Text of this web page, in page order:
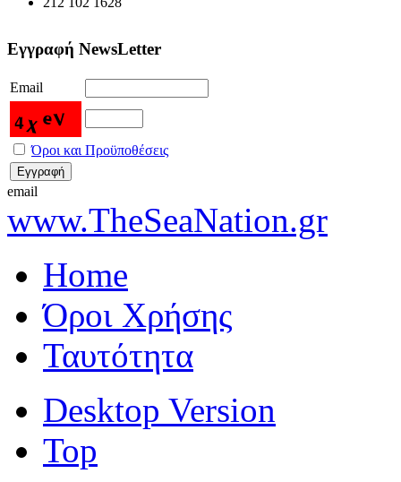
Εγγραφή NewsLetter
Email
Όροι και Προϋποθέσεις
email
www.TheSeaNation.gr
Home
Όροι Χρήσης
Ταυτότητα
Desktop Version
Top